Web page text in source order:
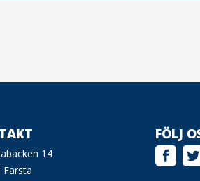
14
Farsta
FÖLJ